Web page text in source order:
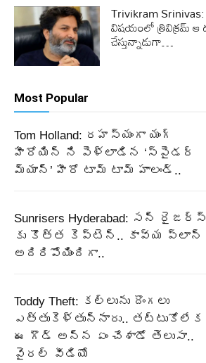
Trivikram Srinivas:
విషయంలో త్రివిక్రమ్ ఆ
చేస్తున్నాడుగా…
Most Popular
Tom Holland: రహస్యంగా యంగ్
హీరోయిన్ ని పెళ్లాడిన ‘స్పైడర్
మ్యాన్’ హీరో టామ్ టామ్ హాలండ్..
Sunrisers Hyderabad: సన్ రైజర్స్
కు కొత్త కెప్టెన్.. కావ్య ప్లాన్
అదిరిపోయిందిగా..
Toddy Theft: కల్లును దొంగలు
ఎత్తుకెళ్తున్నారు.. తట్టుకోలేక
ఈ గౌడ్ అన్న ఏం చేశాడో తెలుసా..
వైరల్ వీడియో